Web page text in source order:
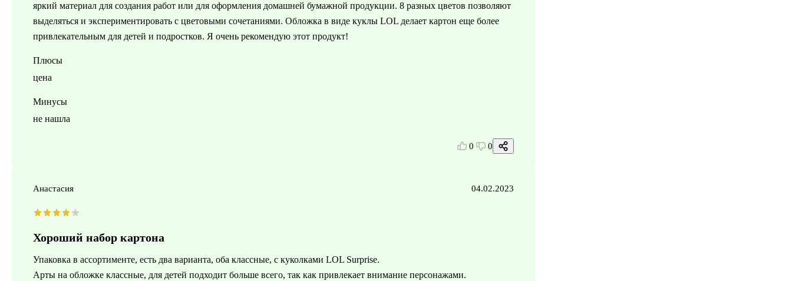
яркий материал для создания работ или для оформления домашней бумажной продукции. 8 разных цветов позволяют
выделяться и экспериментировать с цветовыми сочетаниями. Обложка в виде куклы LOL делает картон еще более
привлекательным для детей и подростков. Я очень рекомендую этот продукт!
Плюсы
цена
Минусы
не нашла
0 0
Анастасия 04.02.2023
Хороший набор картона
Упаковка в ассортименте, есть два варианта, оба классные, с куколками LOL Surprise.
Арты на обложке классные, для детей подходит больше всего, так как привлекает внимание персонажами.